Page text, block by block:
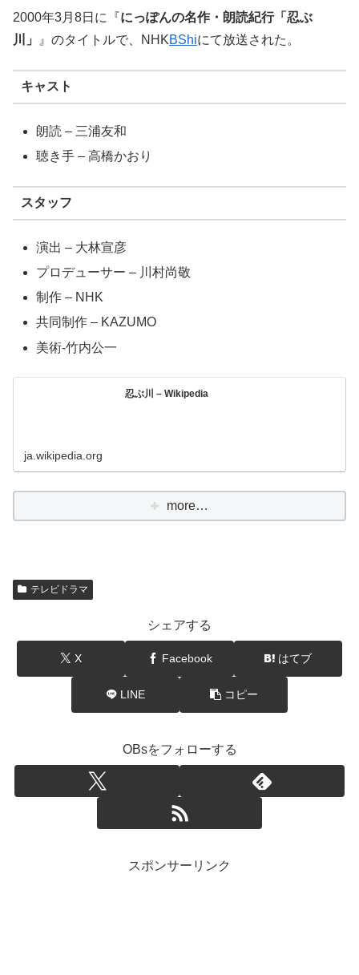
2000年3月8日に『にっぽんの名作・朗読紀行「忍ぶ
川」
』のタイトルで、NHKBShiにて放送された。
キャスト
朗読 – 三浦友和
聴き手 – 高橋かおり
スタッフ
演出 – 大林宣彦
プロデューサー – 川村尚敬
制作 – NHK
共同制作 – KAZUMO
美術-竹内公一
忍ぶ川 – Wikipedia
ja.wikipedia.org
more…
テレビドラマ
シェアする
X Facebook はてブ
LINE コピー
OBsをフォローする
スポンサーリンク